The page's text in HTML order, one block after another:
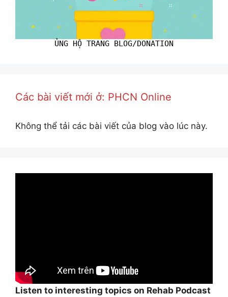
ỦNG HỘ TRANG BLOG/DONATION
Các bài viết mới ở: PHCN Online
Không thể tải các bài viết của blog vào lúc này.
Listen to interesting topics on Rehab Podcast